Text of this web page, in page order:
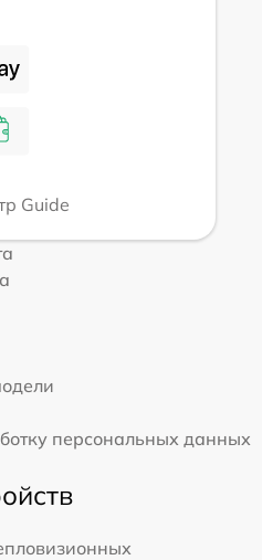
Guide
персональных данных